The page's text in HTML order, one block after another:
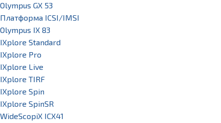
Olympus GX 53
Платформа ICSI/IMSI
Olympus IX 83
IXplore Standard
IXplore Pro
IXplore Live
IXplore TIRF
IXplore Spin
IXplore SpinSR
WideScopiX ICX41